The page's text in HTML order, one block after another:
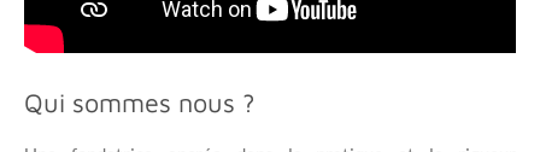
Qui sommes nous ?